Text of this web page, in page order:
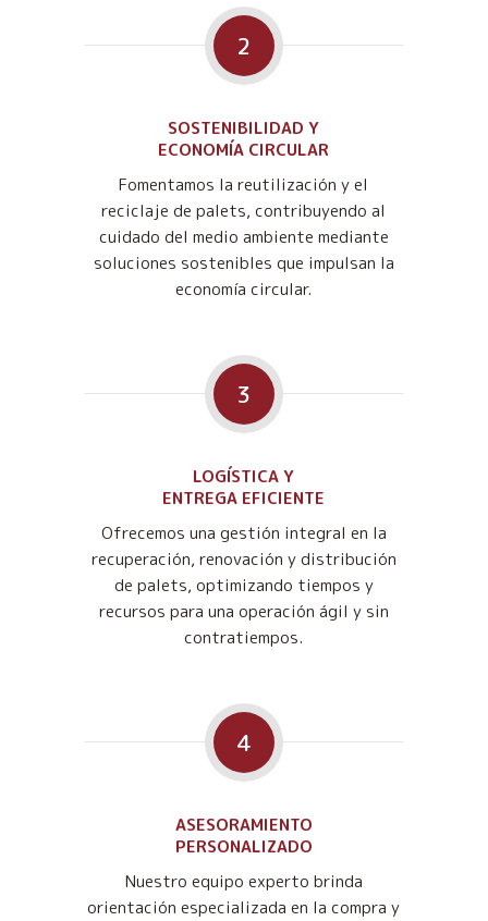
2
SOSTENIBILIDAD Y
ECONOMÍA CIRCULAR
Fomentamos la reutilización y el
reciclaje de palets, contribuyendo al
cuidado del medio ambiente mediante
soluciones sostenibles que impulsan la
economía circular.
3
LOGÍSTICA Y
ENTREGA EFICIENTE
Ofrecemos una gestión integral en la
recuperación, renovación y distribución
de palets, optimizando tiempos y
recursos para una operación ágil y sin
contratiempos.
4
ASESORAMIENTO
PERSONALIZADO
Nuestro equipo experto brinda
orientación especializada en la compra y